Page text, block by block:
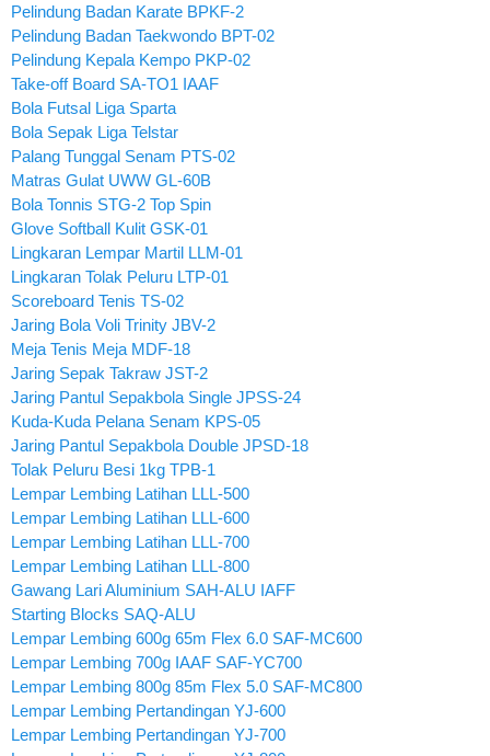
Pelindung Badan Karate BPKF-2
Pelindung Badan Taekwondo BPT-02
Pelindung Kepala Kempo PKP-02
Take-off Board SA-TO1 IAAF
Bola Futsal Liga Sparta
Bola Sepak Liga Telstar
Palang Tunggal Senam PTS-02
Matras Gulat UWW GL-60B
Bola Tonnis STG-2 Top Spin
Glove Softball Kulit GSK-01
Lingkaran Lempar Martil LLM-01
Lingkaran Tolak Peluru LTP-01
Scoreboard Tenis TS-02
Jaring Bola Voli Trinity JBV-2
Meja Tenis Meja MDF-18
Jaring Sepak Takraw JST-2
Jaring Pantul Sepakbola Single JPSS-24
Kuda-Kuda Pelana Senam KPS-05
Jaring Pantul Sepakbola Double JPSD-18
Tolak Peluru Besi 1kg TPB-1
Lempar Lembing Latihan LLL-500
Lempar Lembing Latihan LLL-600
Lempar Lembing Latihan LLL-700
Lempar Lembing Latihan LLL-800
Gawang Lari Aluminium SAH-ALU IAFF
Starting Blocks SAQ-ALU
Lempar Lembing 600g 65m Flex 6.0 SAF-MC600
Lempar Lembing 700g IAAF SAF-YC700
Lempar Lembing 800g 85m Flex 5.0 SAF-MC800
Lempar Lembing Pertandingan YJ-600
Lempar Lembing Pertandingan YJ-700